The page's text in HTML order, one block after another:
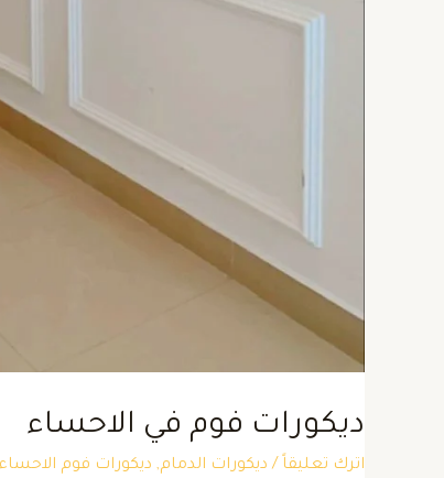
ديكورات فوم في الاحساء
اترك تعليقاً / ديكورات الدمام, ديكورات فوم الاحساء